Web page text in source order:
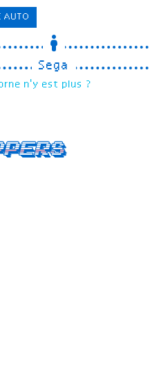
AUTO
Sega
n'y est plus ?